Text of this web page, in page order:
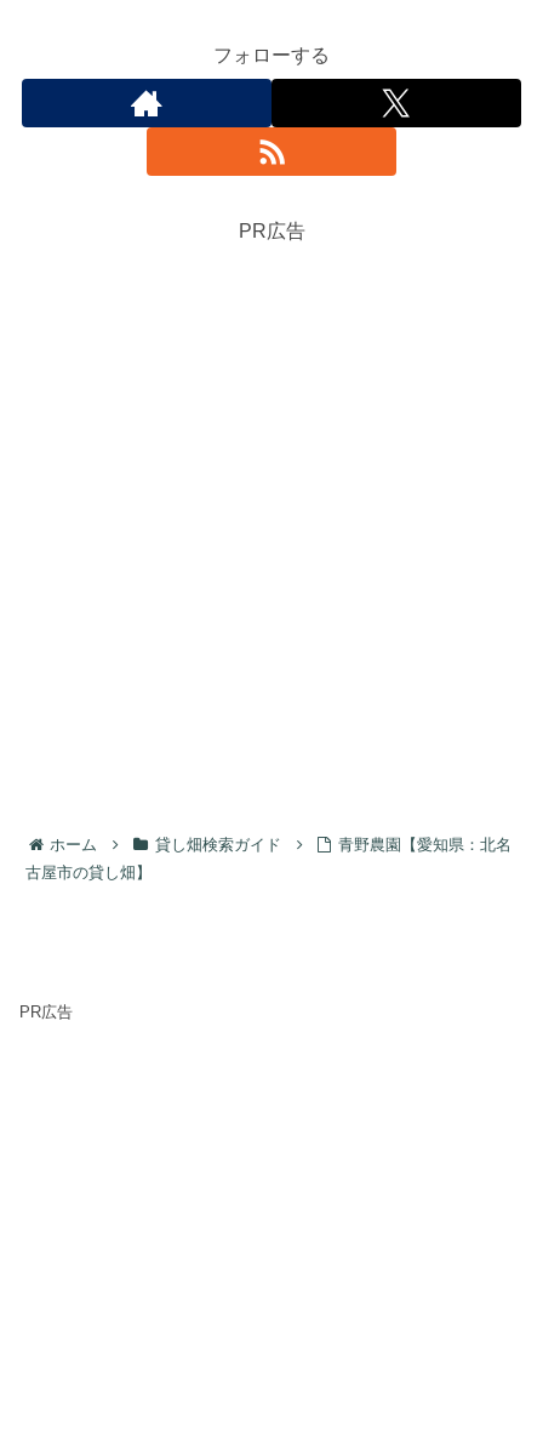
フォローする
PR広告
ホーム 貸し畑検索ガイド
青野農園【愛知県：北名
古屋市の貸し畑】
PR広告